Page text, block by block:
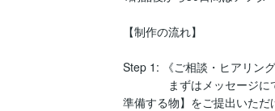
【制作の流れ】
Step 1: 《ご相談・ヒアリング
まずはメッセージにて【
準備する物】をご提出いただ